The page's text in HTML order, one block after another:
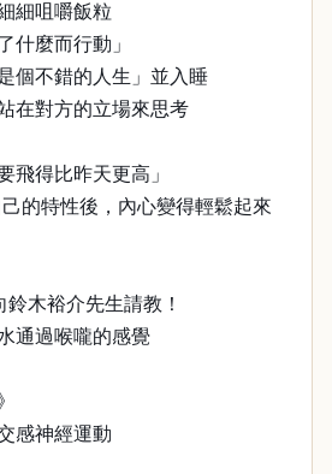
細咀嚼飯粒
什麼而行動」
個不錯的人生」並入睡
在對方的立場來思考
飛得比昨天更高」
己的特性後，內心變得輕鬆起來
木裕介先生請教！
通過喉嚨的感覺
感神經運動